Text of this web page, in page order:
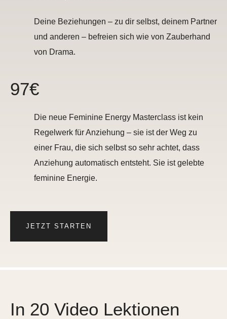
Deine Beziehungen – zu dir selbst, deinem Partner
und anderen – befreien sich wie von Zauberhand
von Drama.
97€
Die neue Feminine Energy Masterclass ist kein
Regelwerk für Anziehung – sie ist der Weg zu
einer Frau, die sich selbst so sehr achtet, dass
Anziehung automatisch entsteht. Sie ist gelebte
feminine Energie.
JETZT STARTEN
In 20 Video Lektionen